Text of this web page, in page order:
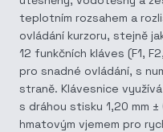
teplotním rozsahem a
ovládání kurzoru, stejně
12 funkčních kláves (F1,
pro snadné ovládání, s
straně. Klávesnice
s dráhou stisku 1,20 mm ±
hmatovým vjemem pro